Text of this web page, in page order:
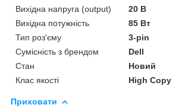
Вихідна напруга (output)
20 В
Вихідна потужність
85 Вт
Тип роз'єму
3-pin
Сумісність з брендом
Dell
Стан
Новий
Клас якості
High Copy
Приховати